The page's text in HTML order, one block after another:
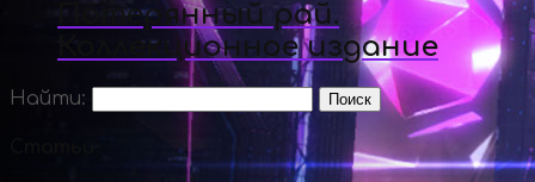
Потерянный рай.
Коллекционное издание
Найти: